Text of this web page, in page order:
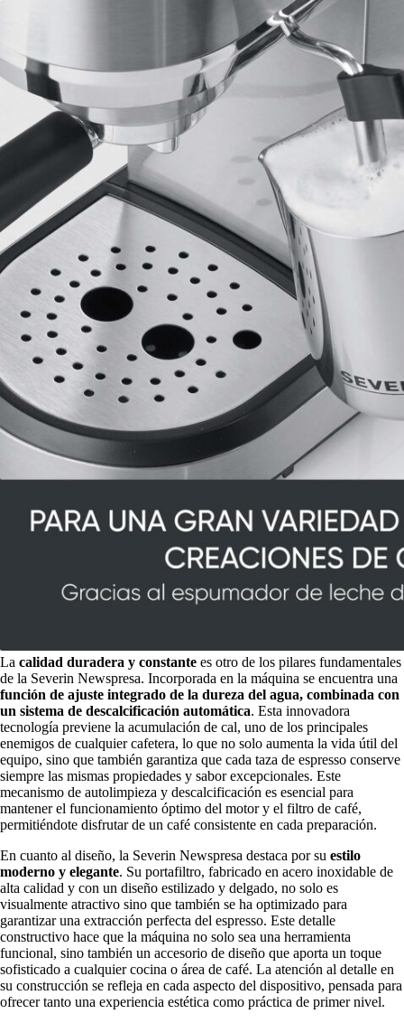
La calidad duradera y constante es otro de los pilares fundamentales
de la Severin Newspresa. Incorporada en la máquina se encuentra una
función de ajuste integrado de la dureza del agua, combinada con
un sistema de descalcificación automática. Esta innovadora
tecnología previene la acumulación de cal, uno de los principales
enemigos de cualquier cafetera, lo que no solo aumenta la vida útil del
equipo, sino que también garantiza que cada taza de espresso conserve
siempre las mismas propiedades y sabor excepcionales. Este
mecanismo de autolimpieza y descalcificación es esencial para
mantener el funcionamiento óptimo del motor y el filtro de café,
permitiéndote disfrutar de un café consistente en cada preparación.
En cuanto al diseño, la Severin Newspresa destaca por su estilo
moderno y elegante. Su portafiltro, fabricado en acero inoxidable de
alta calidad y con un diseño estilizado y delgado, no solo es
visualmente atractivo sino que también se ha optimizado para
garantizar una extracción perfecta del espresso. Este detalle
constructivo hace que la máquina no solo sea una herramienta
funcional, sino también un accesorio de diseño que aporta un toque
sofisticado a cualquier cocina o área de café. La atención al detalle en
su construcción se refleja en cada aspecto del dispositivo, pensada para
ofrecer tanto una experiencia estética como práctica de primer nivel.